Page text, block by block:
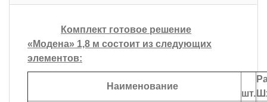
Комплект готовое решение
«Модена» 1,8 м состоит из следующих
элементов:
Наименование
шт.